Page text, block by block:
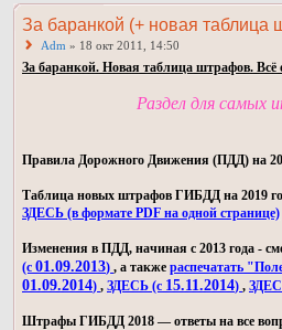
За баранкой (+ новая таблица
Adm » 18 окт 2011, 14:50
За баранкой. Новая таблица штрафов.
Раздел для самых
Правила Дорожного Движения (ПДД) на
Таблица новых штрафов ГИБДД на 2019
ЗДЕСЬ (в формате PDF на одной странице)
Изменения в ПДД, начиная с 2013 года -
(с 01.09.2013) , а также распечатать
01.09.2014) , ЗДЕСЬ (с 15.11.2014) ,
Штрафы ГИБДД 2018 — ответы на все